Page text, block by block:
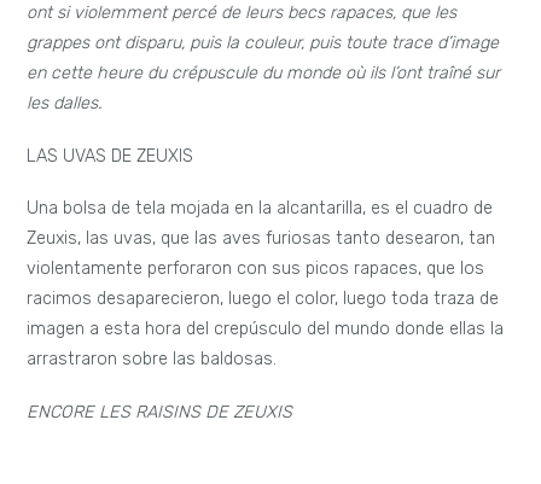
ont si violemment percé de leurs becs rapaces, que les
grappes ont disparu, puis la couleur, puis toute trace d’image
en cette heure du crépuscule du monde où ils l’ont traîné sur
les dalles.
LAS UVAS DE ZEUXIS
Una bolsa de tela mojada en la alcantarilla, es el cuadro de
Zeuxis, las uvas, que las aves furiosas tanto desearon, tan
violentamente perforaron con sus picos rapaces, que los
racimos desaparecieron, luego el color, luego toda traza de
imagen a esta hora del crepúsculo del mundo donde ellas la
arrastraron sobre las baldosas.
ENCORE LES RAISINS DE ZEUXIS